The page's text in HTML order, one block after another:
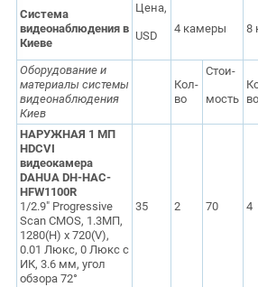
Система
видеонаблюдения в
Киеве
Цена,
USD
4 камеры 8
Оборудование и
материалы системы
видеонаблюдения
Киев
Кол-
во
Стои-
мость
во
НАРУЖНАЯ 1 МП
HDCVI
видеокамера
DAHUA DH-HAC-
HFW1100R
1/2.9" Progressive
Scan CMOS, 1.3МП,
1280(H) x 720(V),
0.01 Люкс, 0 Люкс с
ИК, 3.6 мм, угол
обзора 72°
35 2 70 4